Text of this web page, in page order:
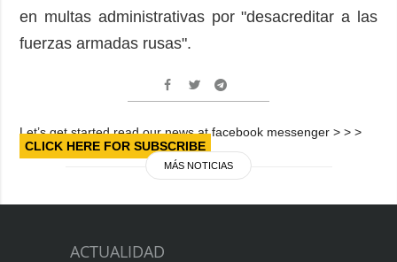
en multas administrativas por "desacreditar a las
fuerzas armadas rusas".
Let’s get started read our news at facebook messenger > > >
CLICK HERE FOR SUBSCRIBE
MÁS NOTICIAS
ACTUALIDAD